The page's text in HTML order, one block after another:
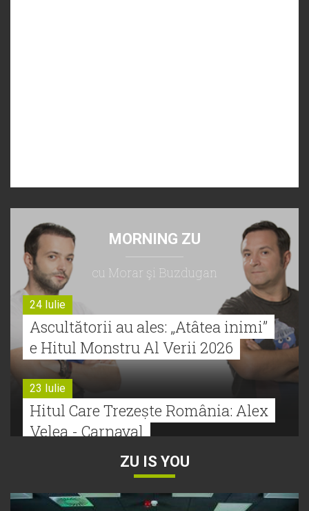
MORNING ZU
cu Morar şi Buzdugan
24 Iulie
Ascultătorii au ales: „Atâtea inimi”
e Hitul Monstru Al Verii 2026
23 Iulie
Hitul Care Trezește România: Alex
Velea - Carnaval
Bătălie strânsă la Hitul Monstru Al
ZU IS YOU